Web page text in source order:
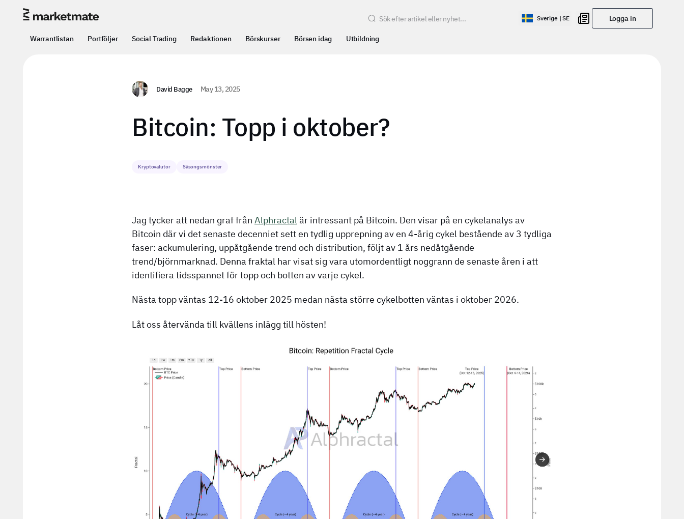
Sverige | SE Logga in
Warrantlistan Portföljer Social Trading Redaktionen Börskurser Börsen idag Utbildning
David Bagge May 13, 2025
Bitcoin: Topp i oktober?
Kryptovalutor Säsongsmönster
Jag tycker att nedan graf från Alphractal är intressant på Bitcoin. Den visar på en cykelanalys av
Bitcoin där vi det senaste decenniet sett en tydlig upprepning av en 4-årig cykel bestående av 3 tydliga
faser: ackumulering, uppåtgående trend och distribution, följt av 1 års nedåtgående
trend/björnmarknad. Denna fraktal har visat sig vara utomordentligt noggrann de senaste åren i att
identifiera tidsspannet för topp och botten av varje cykel.
Nästa topp väntas 12-16 oktober 2025 medan nästa större cykelbotten väntas i oktober 2026.
Låt oss återvända till kvällens inlägg till hösten!